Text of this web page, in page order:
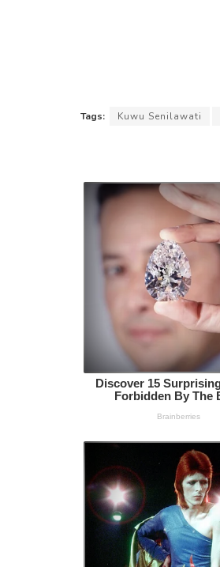
Tags: Kuwu Senilawati